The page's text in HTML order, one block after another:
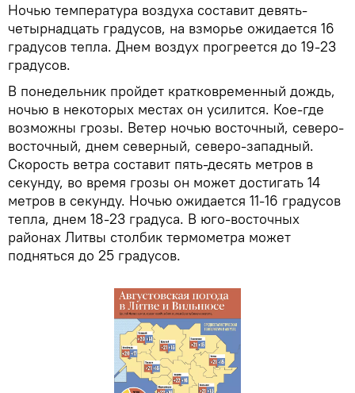
Ночью температура воздуха составит девять-
четырнадцать градусов, на взморье ожидается 16
градусов тепла. Днем воздух прогреется до 19-23
градусов.
В понедельник пройдет кратковременный дождь,
ночью в некоторых местах он усилится. Кое-где
возможны грозы. Ветер ночью восточный, северо-
восточный, днем северный, северо-западный.
Скорость ветра составит пять-десять метров в
секунду, во время грозы он может достигать 14
метров в секунду. Ночью ожидается 11-16 градусов
тепла, днем 18-23 градуса. В юго-восточных
районах Литвы столбик термометра может
подняться до 25 градусов.